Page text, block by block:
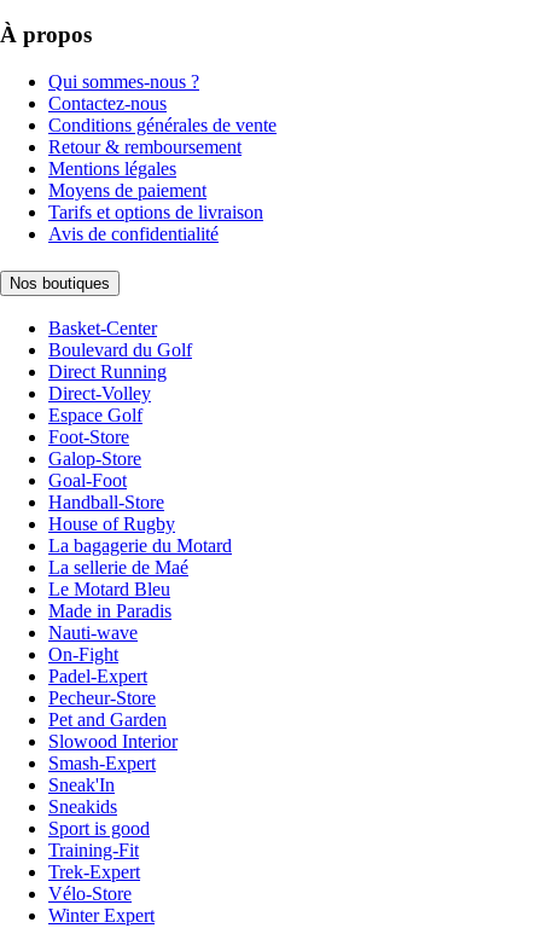
À propos
Qui sommes-nous ?
Contactez-nous
Conditions générales de vente
Retour & remboursement
Mentions légales
Moyens de paiement
Tarifs et options de livraison
Avis de confidentialité
Nos boutiques
Basket-Center
Boulevard du Golf
Direct Running
Direct-Volley
Espace Golf
Foot-Store
Galop-Store
Goal-Foot
Handball-Store
House of Rugby
La bagagerie du Motard
La sellerie de Maé
Le Motard Bleu
Made in Paradis
Nauti-wave
On-Fight
Padel-Expert
Pecheur-Store
Pet and Garden
Slowood Interior
Smash-Expert
Sneak'In
Sneakids
Sport is good
Training-Fit
Trek-Expert
Vélo-Store
Winter Expert